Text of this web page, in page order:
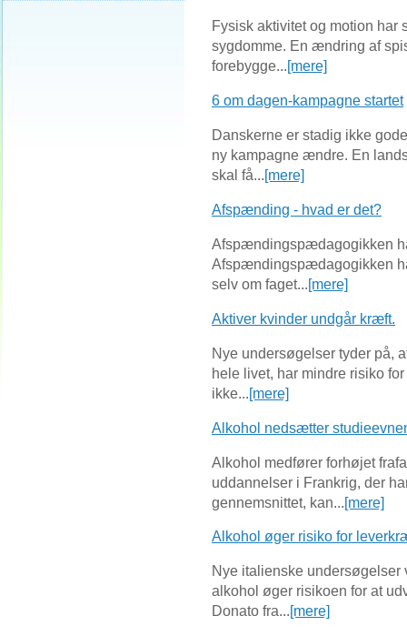
Fysisk aktivitet og motion har
sygdomme. En ændring af
forebygge...[mere]
6 om dagen-kampagne startet
Danskerne er stadig ikke
ny kampagne ændre. En
skal få...[mere]
Afspænding - hvad er det?
Afspændingspædagogikken
Afspændingspædagogikken
selv om faget...[mere]
Aktiver kvinder undgår kræft.
Nye undersøgelser tyder på,
hele livet, har mindre risiko
ikke...[mere]
Alkohol nedsætter
Alkohol medfører forhøjet
uddannelser i Frankrig, der
gennemsnittet, kan... [mere]
Alkohol øger risiko for
Nye italienske
alkohol øger risikoen for at
Donato fra...[mere]